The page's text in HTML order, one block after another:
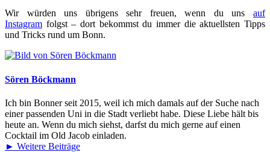
Wir würden uns übrigens sehr freuen, wenn du uns auf
Instagram folgst – dort bekommst du immer die aktuellsten Tipps
und Tricks rund um Bonn.
Sören Böckmann
Ich bin Bonner seit 2015, weil ich mich damals auf der Suche nach
einer passenden Uni in die Stadt verliebt habe. Diese Liebe hält bis
heute an. Wenn du mich siehst, darfst du mich gerne auf einen
Cocktail im Old Jacob einladen.
► Weitere Beiträge